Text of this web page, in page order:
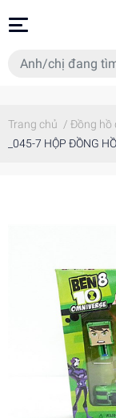
Trang chủ / Đồng hồ
_045-7 HỘP ĐỒNG